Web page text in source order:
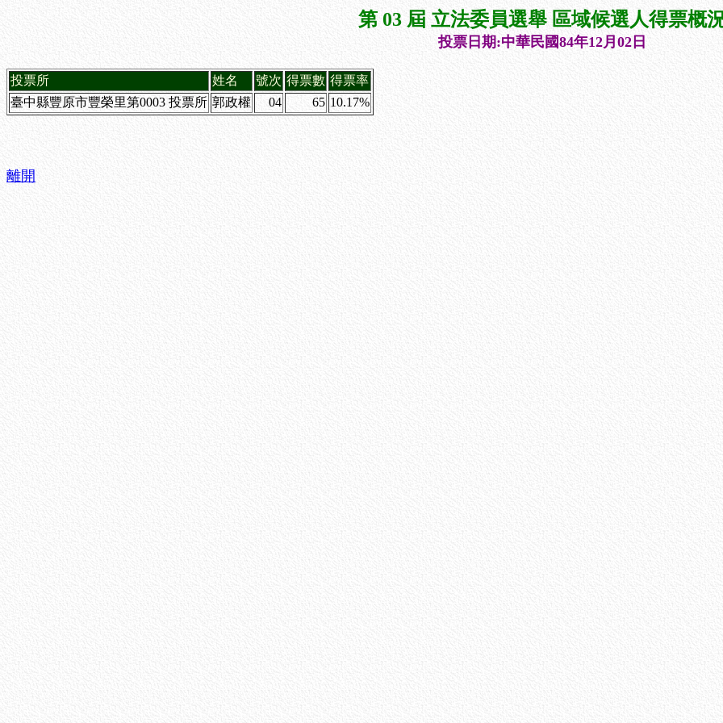
第 03 屆 立法委員選舉 區域候選人得票概
投票日期:中華民國84年12月02日
投票所 姓名 號次 得票數 得票率
臺中縣豐原市豐榮里第0003 投票所 郭政權 04 65 10.17%
離開